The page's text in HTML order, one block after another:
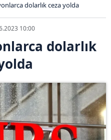
dolarlık ceza yolda
10:00
dolarlık